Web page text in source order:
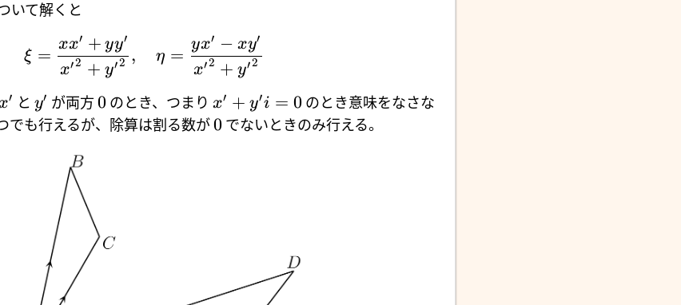
いて解くと
ξ =
x′2 + y′2
xx′ + yy′
, η =
x′2 + y′2
yx′ − xy′
′ と y′ が両方0 のとき、つまりx′ + y′i = 0のとき意味をなさな
でも行えるが、除算は割る数が0でないときのみ行える。